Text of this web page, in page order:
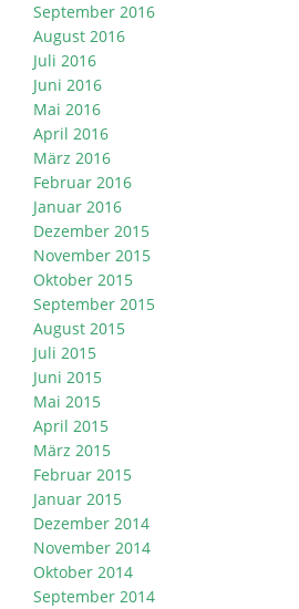
September 2016
August 2016
Juli 2016
Juni 2016
Mai 2016
April 2016
März 2016
Februar 2016
Januar 2016
Dezember 2015
November 2015
Oktober 2015
September 2015
August 2015
Juli 2015
Juni 2015
Mai 2015
April 2015
März 2015
Februar 2015
Januar 2015
Dezember 2014
November 2014
Oktober 2014
September 2014